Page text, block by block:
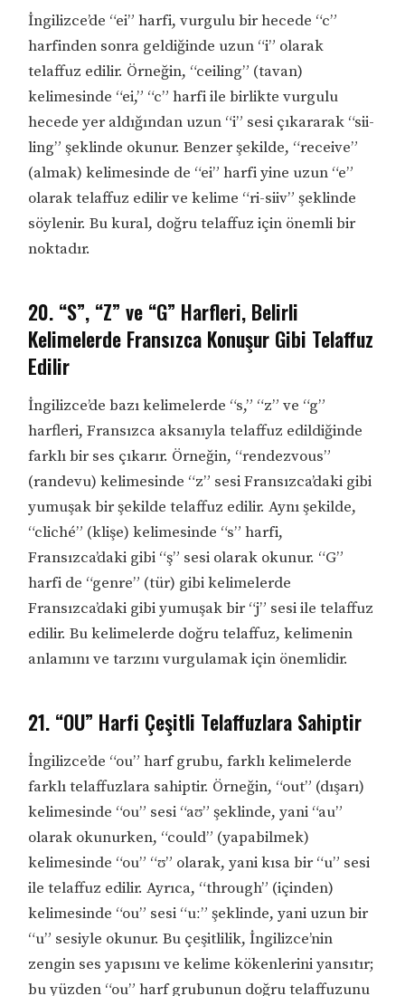
İngilizce’de “ei” harfi, vurgulu bir hecede “c”
harfinden sonra geldiğinde uzun “i” olarak
telaffuz edilir. Örneğin, “ceiling” (tavan)
kelimesinde “ei,” “c” harfi ile birlikte vurgulu
hecede yer aldığından uzun “i” sesi çıkararak “sii-
ling” şeklinde okunur. Benzer şekilde, “receive”
(almak) kelimesinde de “ei” harfi yine uzun “e”
olarak telaffuz edilir ve kelime “ri-siiv” şeklinde
söylenir. Bu kural, doğru telaffuz için önemli bir
noktadır.
20. “S”, “Z” ve “G” Harfleri, Belirli
Kelimelerde Fransızca Konuşur Gibi Telaffuz
Edilir
İngilizce’de bazı kelimelerde “s,” “z” ve “g”
harfleri, Fransızca aksanıyla telaffuz edildiğinde
farklı bir ses çıkarır. Örneğin, “rendezvous”
(randevu) kelimesinde “z” sesi Fransızca’daki gibi
yumuşak bir şekilde telaffuz edilir. Aynı şekilde,
“cliché” (klişe) kelimesinde “s” harfi,
Fransızca’daki gibi “ş” sesi olarak okunur. “G”
harfi de “genre” (tür) gibi kelimelerde
Fransızca’daki gibi yumuşak bir “j” sesi ile telaffuz
edilir. Bu kelimelerde doğru telaffuz, kelimenin
anlamını ve tarzını vurgulamak için önemlidir.
21. “OU” Harfi Çeşitli Telaffuzlara Sahiptir
İngilizce’de “ou” harf grubu, farklı kelimelerde
farklı telaffuzlara sahiptir. Örneğin, “out” (dışarı)
kelimesinde “ou” sesi “aʊ” şeklinde, yani “au”
olarak okunurken, “could” (yapabilmek)
kelimesinde “ou” “ʊ” olarak, yani kısa bir “u” sesi
ile telaffuz edilir. Ayrıca, “through” (içinden)
kelimesinde “ou” sesi “uː” şeklinde, yani uzun bir
“u” sesiyle okunur. Bu çeşitlilik, İngilizce’nin
zengin ses yapısını ve kelime kökenlerini yansıtır;
bu yüzden “ou” harf grubunun doğru telaffuzunu